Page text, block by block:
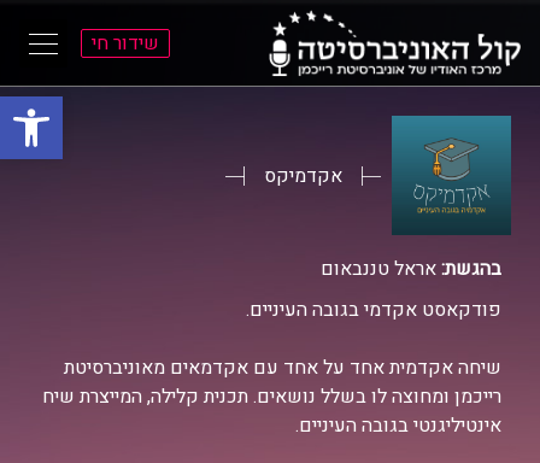
פתח
שידור חי
אקדמיקס
בהגשת:אראל טננבאום
פודקאסט אקדמי בגובה העיניים.
שיחה אקדמית אחד על אחד עם אקדמאים מאוניברסיטת
רייכמן ומחוצה לו בשלל נושאים. תכנית קלילה, המייצרת שיח
אינטיליגנטי בגובה העיניים.